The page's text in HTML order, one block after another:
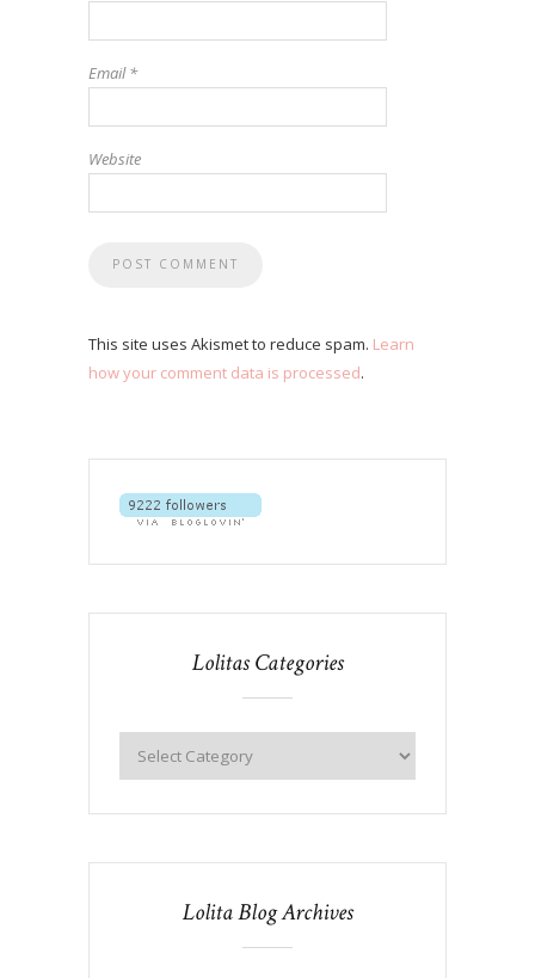
Email*
Website
This site uses Akismet to reduce spam. Learn
how your comment data is processed.
Lolitas Categories
Lolita Blog Archives